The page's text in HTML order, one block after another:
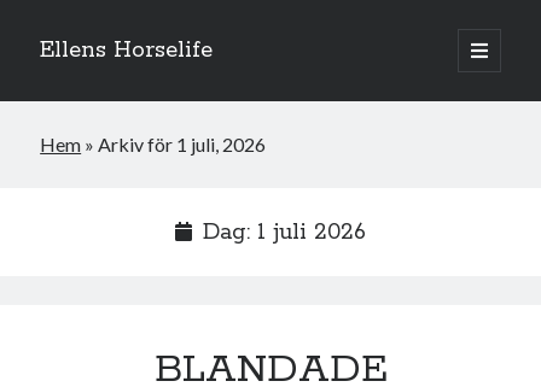
Ellens Horselife
öppna
primär
Sidopanel
Hem »Arkiv för 1 juli, 2026
Dag: 1 juli 2026
BLANDADE